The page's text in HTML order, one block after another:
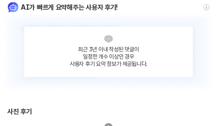
AI가 빠르게 요약해주는 사용자 후기!
최근 3년 이내 작성된 댓글이
일정한 개수 이상인 경우
사용자 후기 요약 정보가 제공됩니다.
사진 후기